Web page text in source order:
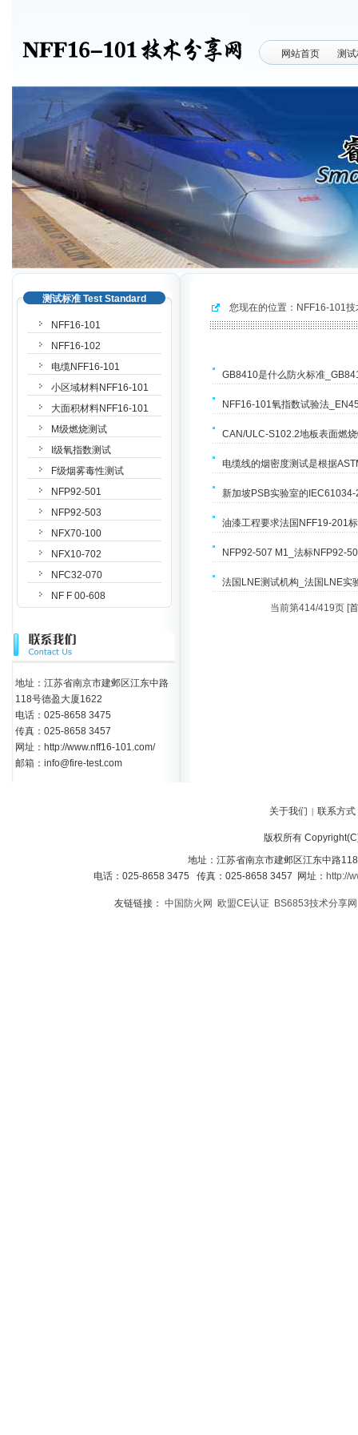
网站首页 测
您现在的位置： NFF16-101
GB8410是什么防火标准
NFF16-101氧指数试验法
CAN/ULC-S102.2地板表面燃
电缆线的烟密度测试是根据
新加坡PSB实验室的
油漆工程要求法国NFF19-201
NFP92-507 M1_法标NFP92-
法国LNE测试机构_法国LNE实
当前第414/419页 [
地址：江苏省南京市建邺区江东中路
118号德盈大厦1622
电话：025-8658 3475
传真：025-8658 3457
网址：http://www.nff16-101.com/
邮箱：info@fire-test.com
测试标准 Test Standard
NFF16-101
NFF16-102
电缆NFF16-101
小区域材料NFF16-101
大面积材料NFF16-101
M级燃烧测试
I级氧指数测试
F级烟雾毒性测试
NFP92-501
NFP92-503
NFX70-100
NFX10-702
NFC32-070
NF F 00-608
关于我们 | 联系方式
版权所有
地址：江苏省南京市建邺区江东中路
电话：025-8658 3475 传真：025-8658 3457 网址： http://
友链链接： 中国防火网 欧盟CE认证 BS6853技术分享网